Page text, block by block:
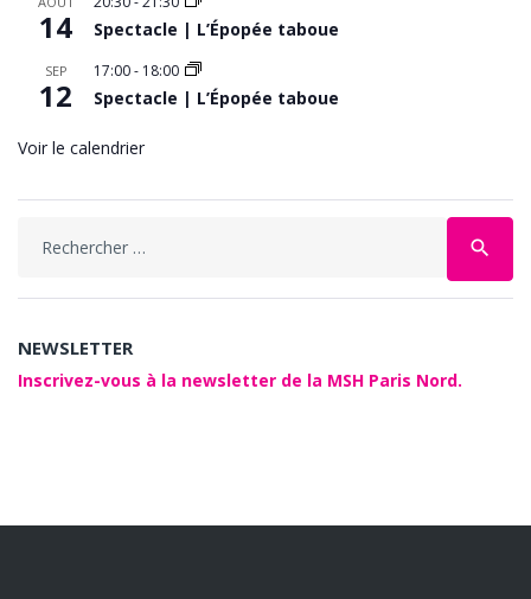
14 Spectacle | L’Épopée taboue
SEP
12
17:00- 18:00
Spectacle | L’Épopée taboue
Voir le calendrier
search
NEWSLETTER
Inscrivez-vous à la newsletter de la MSH Paris Nord.